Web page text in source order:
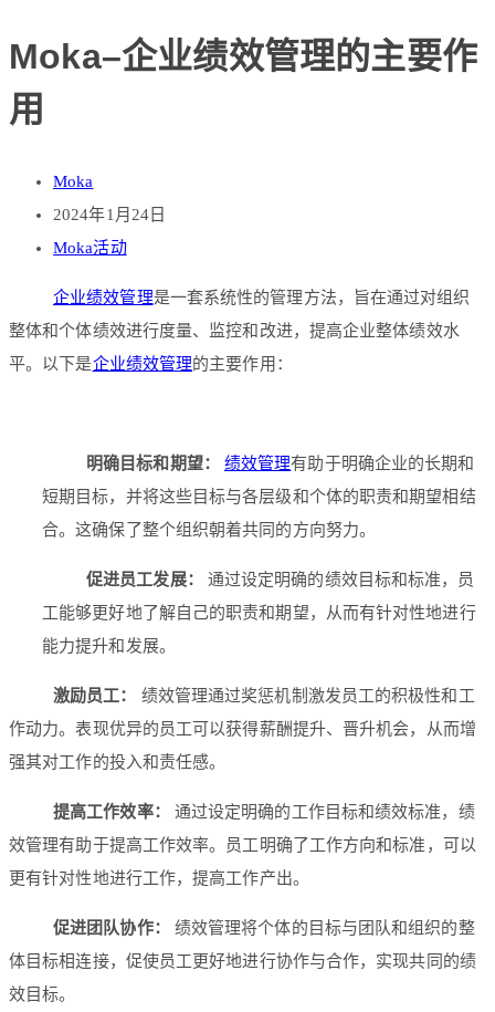
Moka–企业绩效管理的主要作
用
Moka
2024年1月24日
Moka活动
企业绩效管理是一套系统性的管理方法，旨在通过对组织
整体和个体绩效进行度量、监控和改进，提高企业整体绩效水
平。以下是企业绩效管理的主要作用：
明确目标和期望： 绩效管理有助于明确企业的长期和
短期目标，并将这些目标与各层级和个体的职责和期望相结
合。这确保了整个组织朝着共同的方向努力。
促进员工发展：
通过设定明确的绩效目标和标准，员
工能够更好地了解自己的职责和期望，从而有针对性地进行
能力提升和发展。
激励员工：
绩效管理通过奖惩机制激发员工的积极性和工
作动力。表现优异的员工可以获得薪酬提升、晋升机会，从而增
强其对工作的投入和责任感。
提高工作效率：
通过设定明确的工作目标和绩效标准，绩
效管理有助于提高工作效率。员工明确了工作方向和标准，可以
更有针对性地进行工作，提高工作产出。
促进团队协作：
绩效管理将个体的目标与团队和组织的整
体目标相连接，促使员工更好地进行协作与合作，实现共同的绩
效目标。